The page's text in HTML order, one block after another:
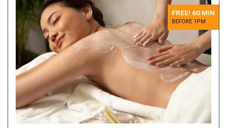
FREE! 60 MIN
BEFORE 1PM